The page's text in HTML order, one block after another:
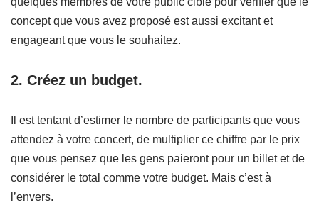
concept que vous avez proposé est aussi excitant et
engageant que vous le souhaitez.
2. Créez un budget.
Il est tentant d’estimer le nombre de participants que vous
attendez à votre concert, de multiplier ce chiffre par le prix
que vous pensez que les gens paieront pour un billet et de
considérer le total comme votre budget. Mais c’est à
l’envers.